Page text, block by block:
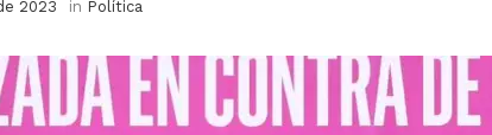
2023 in Política